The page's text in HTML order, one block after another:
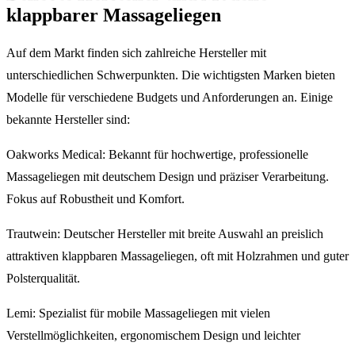
klappbarer Massageliegen
Auf dem Markt finden sich zahlreiche Hersteller mit
unterschiedlichen Schwerpunkten. Die wichtigsten Marken bieten
Modelle für verschiedene Budgets und Anforderungen an. Einige
bekannte Hersteller sind:
Oakworks Medical: Bekannt für hochwertige, professionelle
Massageliegen mit deutschem Design und präziser Verarbeitung.
Fokus auf Robustheit und Komfort.
Trautwein: Deutscher Hersteller mit breite Auswahl an preislich
attraktiven klappbaren Massageliegen, oft mit Holzrahmen und guter
Polsterqualität.
Lemi: Spezialist für mobile Massageliegen mit vielen
Verstellmöglichkeiten, ergonomischem Design und leichter